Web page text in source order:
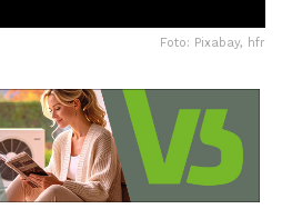
Foto: Pixabay, hfr